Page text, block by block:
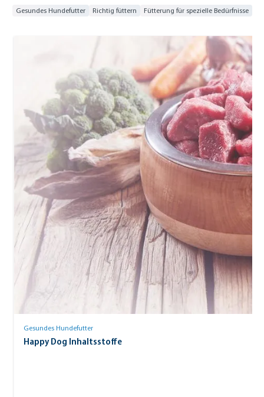
Gesundes Hundefutter Richtig füttern Fütterung für spezielle Bedürfnisse
Gesundes Hundefutter
Happy Dog Inhaltsstoffe